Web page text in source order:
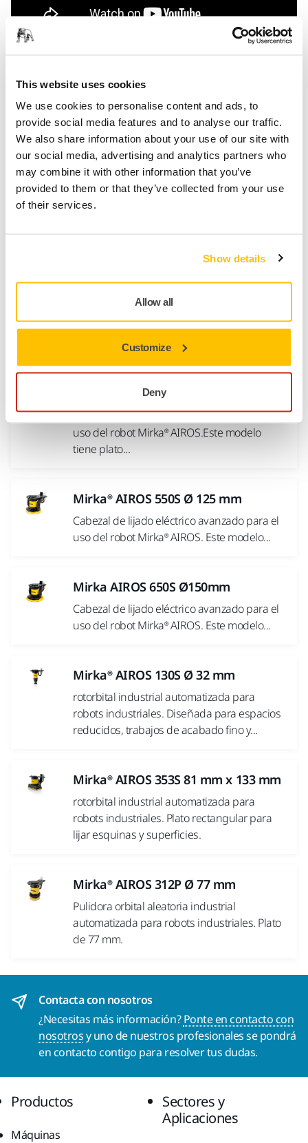
This website uses cookies
We use cookies to personalise content and ads, to
provide social media features and to analyse our traffic.
We also share information about your use of our site with
our social media, advertising and analytics partners who
may combine it with other information that you’ve
provided to them or that they’ve collected from your use
of their services.
Show details
Allow all
Customize
Deny
cabezal de lijado robotizado Mirka® AIROS, desde la
(Tool Center Point), y el accionamiento de AIROS hasta la
creación de un sencillo programa de lijado.
Contacta con nosotros
Mirka® AIROS 150S Ø 32 mm
para robots industriales. Plato de 32 mm y
sin aspiración.
Mirka AIROS 350CV Ø77mm
Cabezal de lijado eléctrico avanzado para el
uso del robot Mirka® AIROS.Este modelo
tiene plato...
Mirka® AIROS 550S Ø 125 mm
Cabezal de lijado eléctrico avanzado para el
uso del robot Mirka® AIROS. Este modelo...
Mirka AIROS 650S Ø150mm
Cabezal de lijado eléctrico avanzado para el
uso del robot Mirka® AIROS. Este modelo...
Mirka® AIROS 130S Ø 32 mm
rotorbital industrial automatizada para
robots industriales. Diseñada para espacios
reducidos, trabajos de acabado fino y...
Mirka® AIROS 353S 81 mm x 133 mm
rotorbital industrial automatizada para
robots industriales. Plato rectangular para
lijar esquinas y superficies.
Mirka® AIROS 312P Ø 77 mm
Pulidora orbital aleatoria industrial
automatizada para robots industriales. Plato
de 77 mm.
Contacta con nosotros
¿Necesitas más información?Ponte en contacto con
nosotrosy uno de nuestros profesionales se pondrá
en contacto contigo para resolver tus dudas.
Productos
Máquinas
Sectores y
Aplicaciones